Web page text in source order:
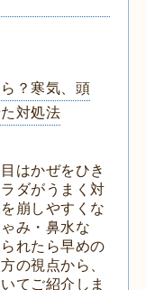
？寒気、頭
対処法
はかぜをひき
ダがうまく対
崩しやすくな
み・鼻水な
れたら早めの
の視点から、
てご紹介しま